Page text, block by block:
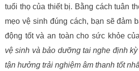
tuổi thọ của thiết bị. Bằng cách tuân
mẹo vệ sinh đúng cách, bạn sẽ đảm
động tốt và an toàn cho sức khỏe
vệ sinh và bảo dưỡng tai nghe định
tận hưởng trải nghiệm âm thanh tốt